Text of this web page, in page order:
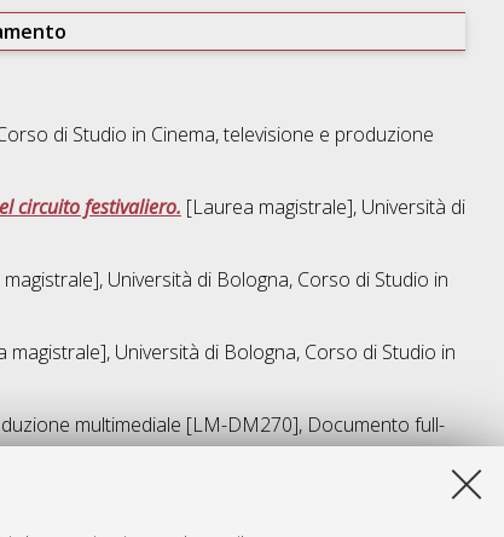
di Studio in Cinema, televisione e produzione
circuito festivaliero. [Laurea magistrale], Università di
Università di Bologna, Corso di Studio in
magistrale], Università di Bologna, Corso di Studio in
multimediale [LM-DM270], Documento full-
e' stata generata il